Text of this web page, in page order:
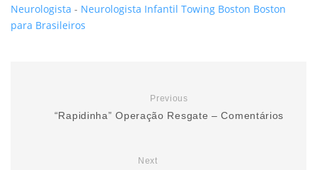
Neurologista - Neurologista Infantil Towing Boston Boston
para Brasileiros
Previous
“Rapidinha” Operação Resgate – Comentários
Next